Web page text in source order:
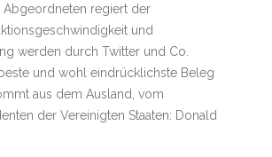
Abgeordneten regiert der
und
werden durch Twitter und Co.
und wohl eindrücklichste Beleg
aus dem Ausland, vom
der Vereinigten Staaten: Donald